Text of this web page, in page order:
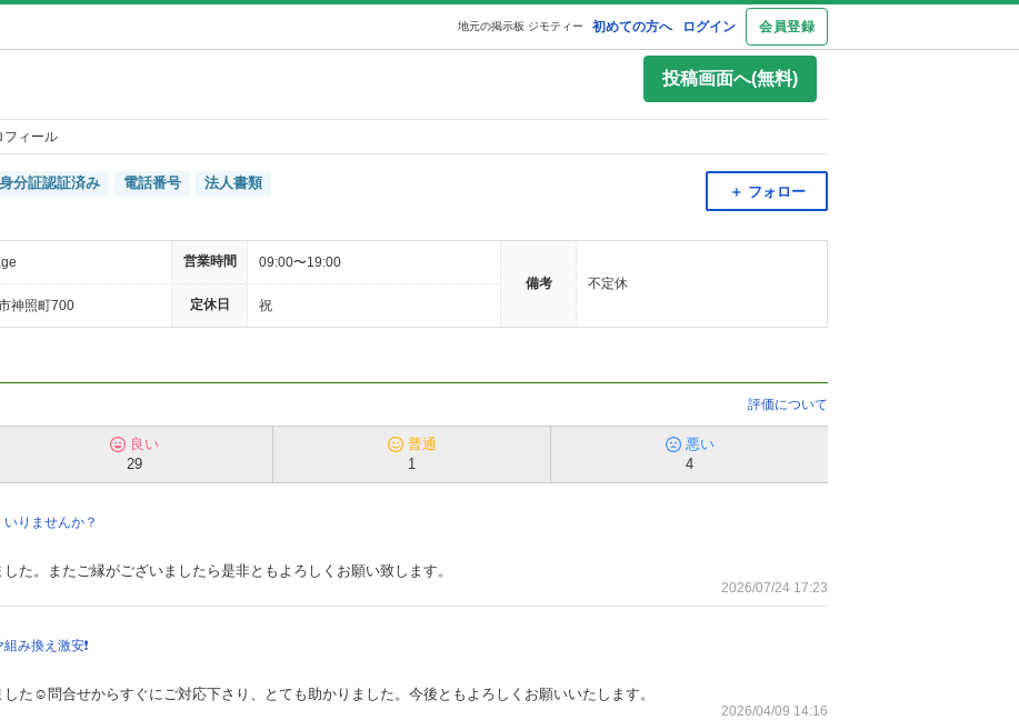
初めての方へ ログイン 会員登録
地元の掲示板 ジモティー
投稿画面へ(無料)
フィール
身分証認証済み 電話番号 法人書類 ＋ フォロー
営業時間
09:00〜19:00
備考
不定休
神照町700 定休日 祝
評価について
良い
29
普通
1
悪い
4
りませんか？
た。またご縁がございましたら是非ともよろしくお願い致します。
2026/07/24 17:23
み換え激安❗️
た☺️問合せからすぐにご対応下さり、とても助かりました。今後ともよろしくお願いいたします。
2026/04/09 14:16